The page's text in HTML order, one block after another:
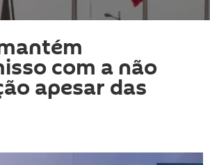
com a não
apesar das